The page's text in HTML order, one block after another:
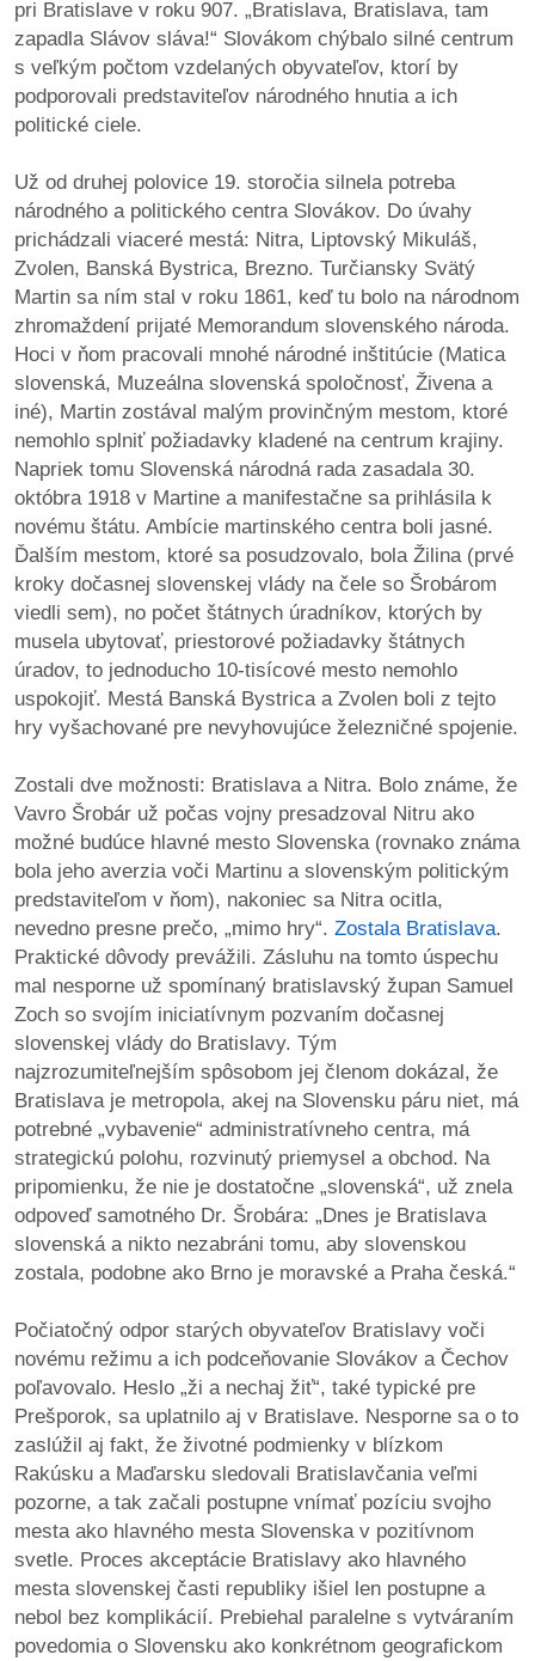
pri Bratislave v roku 907. „Bratislava, Bratislava, tam
zapadla Slávov sláva!“ Slovákom chýbalo silné centrum
s veľkým počtom vzdelaných obyvateľov, ktorí by
podporovali predstaviteľov národného hnutia a ich
politické ciele.
Už od druhej polovice 19. storočia silnela potreba
národného a politického centra Slovákov. Do úvahy
prichádzali viaceré mestá: Nitra, Liptovský Mikuláš,
Zvolen, Banská Bystrica, Brezno. Turčiansky Svätý
Martin sa ním stal v roku 1861, keď tu bolo na národnom
zhromaždení prijaté Memorandum slovenského národa.
Hoci v ňom pracovali mnohé národné inštitúcie (Matica
slovenská, Muzeálna slovenská spoločnosť, Živena a
iné), Martin zostával malým provinčným mestom, ktoré
nemohlo splniť požiadavky kladené na centrum krajiny.
Napriek tomu Slovenská národná rada zasadala 30.
októbra 1918 v Martine a manifestačne sa prihlásila k
novému štátu. Ambície martinského centra boli jasné.
Ďalším mestom, ktoré sa posudzovalo, bola Žilina (prvé
kroky dočasnej slovenskej vlády na čele so Šrobárom
viedli sem), no počet štátnych úradníkov, ktorých by
musela ubytovať, priestorové požiadavky štátnych
úradov, to jednoducho 10-tisícové mesto nemohlo
uspokojiť. Mestá Banská Bystrica a Zvolen boli z tejto
hry vyšachované pre nevyhovujúce železničné spojenie.
Zostali dve možnosti: Bratislava a Nitra. Bolo známe, že
Vavro Šrobár už počas vojny presadzoval Nitru ako
možné budúce hlavné mesto Slovenska (rovnako známa
bola jeho averzia voči Martinu a slovenským politickým
predstaviteľom v ňom), nakoniec sa Nitra ocitla,
nevedno presne prečo, „mimo hry“. Zostala Bratislava.
Praktické dôvody prevážili. Zásluhu na tomto úspechu
mal nesporne už spomínaný bratislavský župan Samuel
Zoch so svojím iniciatívnym pozvaním dočasnej
slovenskej vlády do Bratislavy. Tým
najzrozumiteľnejším spôsobom jej členom dokázal, že
Bratislava je metropola, akej na Slovensku páru niet, má
potrebné „vybavenie“ administratívneho centra, má
strategickú polohu, rozvinutý priemysel a obchod. Na
pripomienku, že nie je dostatočne „slovenská“, už znela
odpoveď samotného Dr. Šrobára: „Dnes je Bratislava
slovenská a nikto nezabráni tomu, aby slovenskou
zostala, podobne ako Brno je moravské a Praha česká.“
Počiatočný odpor starých obyvateľov Bratislavy voči
novému režimu a ich podceňovanie Slovákov a Čechov
poľavovalo. Heslo „ži a nechaj žiť“, také typické pre
Prešporok, sa uplatnilo aj v Bratislave. Nesporne sa o to
zaslúžil aj fakt, že životné podmienky v blízkom
Rakúsku a Maďarsku sledovali Bratislavčania veľmi
pozorne, a tak začali postupne vnímať pozíciu svojho
mesta ako hlavného mesta Slovenska v pozitívnom
svetle. Proces akceptácie Bratislavy ako hlavného
mesta slovenskej časti republiky išiel len postupne a
nebol bez komplikácií. Prebiehal paralelne s vytváraním
povedomia o Slovensku ako konkrétnom geografickom